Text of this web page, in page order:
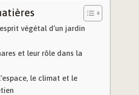
végétal d’un jardin
et leur rôle dans la
le climat et le